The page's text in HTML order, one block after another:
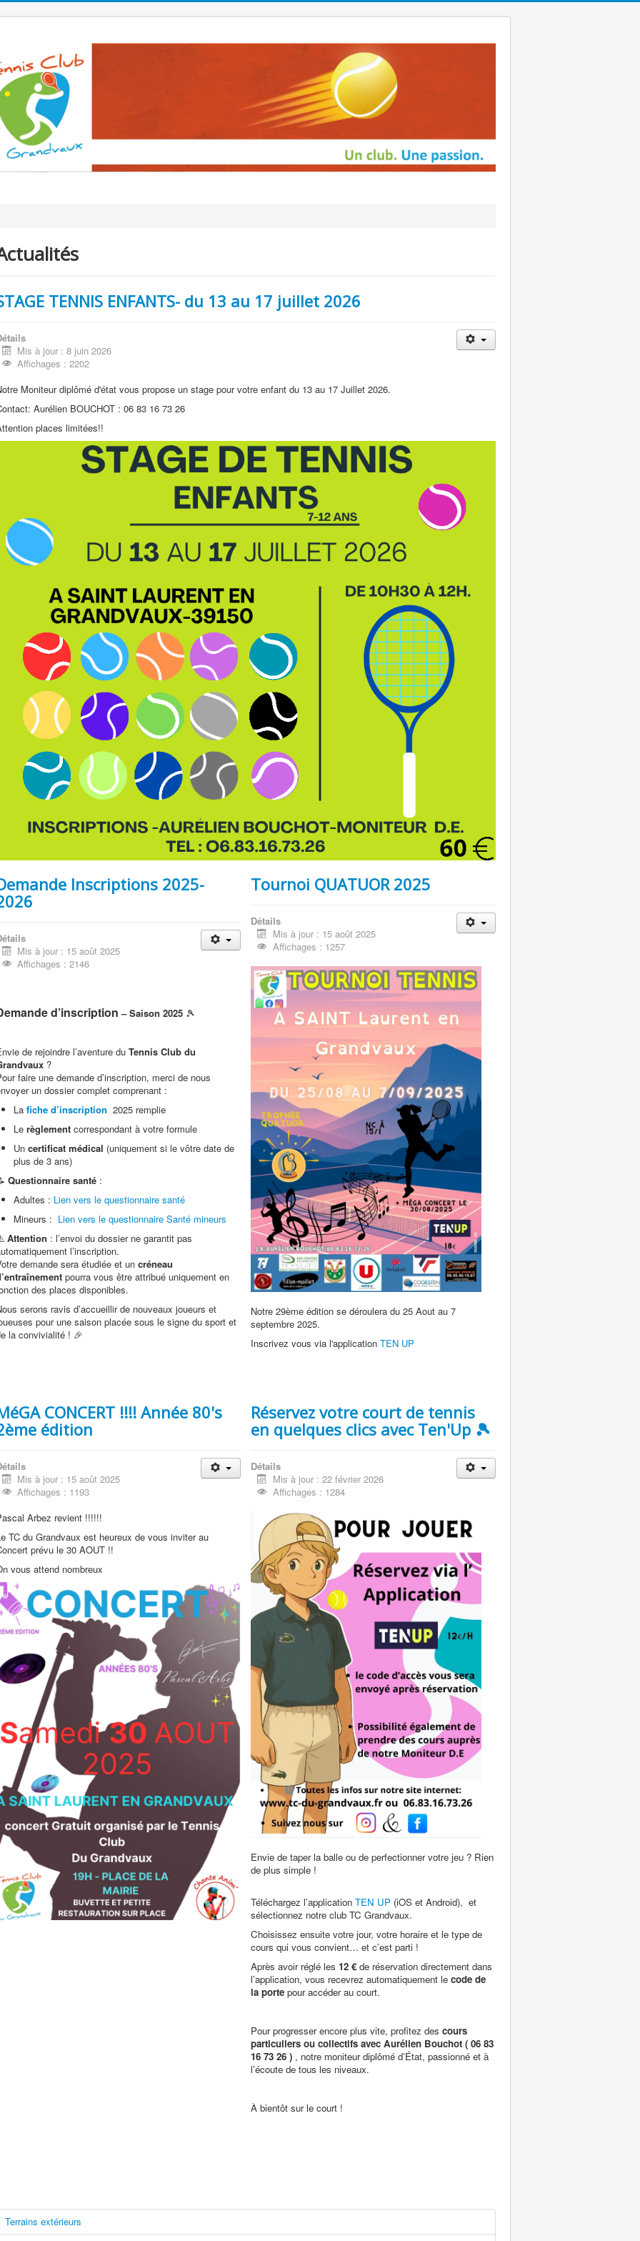
TENNIS ENFANTS- du 13 au 17 juillet 2026
Mis à jour : 8 juin 2026
Affichages : 2202
Moniteur diplômé d'état vous propose un stage pour votre enfant du 13 au 17 Juillet 2026.
Aurélien BOUCHOT : 06 83 16 73 26
places limitées!!
Inscriptions 2025-
Mis à jour : 15 août 2025
Affichages : 2146
d’inscription – Saison 2025 🎾
de rejoindre l’aventure du Tennis Club du
?
faire une demande d’inscription, merci de nous
un dossier complet comprenant :
La fiche d’inscription 2025 remplie
Le règlement correspondant à votre formule
Un certificat médical (uniquement si le vôtre date de
plus de 3 ans)
Questionnaire santé :
Adultes : Lien vers le questionnaire santé
Mineurs : Lien vers le questionnaire Santé mineurs
Attention : l’envoi du dossier ne garantit pas
l’inscription.
demande sera étudiée et un créneau
pourra vous être attribué uniquement en
des places disponibles.
serons ravis d’accueillir de nouveaux joueurs et
pour une saison placée sous le signe du sport et
la convivialité ! 🎉
Tournoi QUATUOR 2025
Détails
Mis à jour : 15 août 2025
Affichages : 1257
Notre 29ème édition se déroulera du 25 Aout au 7
septembre 2025.
Inscrivez vous via l'applicationTEN UP
CONCERT !!!! Année 80's
édition
Mis à jour : 15 août 2025
Affichages : 1193
Arbez revient !!!!!!
TC du Grandvaux est heureux de vous inviter au
prévu le 30 AOUT !!
vous attend nombreux
Réservez votre court de tennis
en quelques clics avec Ten'Up 🎾
Détails
Mis à jour : 22 février 2026
Affichages : 1284
Envie de taper la balle ou de perfectionner votre jeu ? Rien
de plus simple !
Téléchargez l’applicationTEN UP (iOS et Android), et
sélectionnez notre club TC Grandvaux.
Choisissez ensuite votre jour, votre horaire et le type de
cours qui vous convient… et c’est parti !
Après avoir réglé les 12 €de réservation directement dans
l’application, vous recevrez automatiquement lecode de
la porte pour accéder au court.
Pour progresser encore plus vite, profitez descours
particuliers ou collectifs avec Aurélien Bouchot ( 06 83
16 73 26 ) , notre moniteur diplômé d’État, passionné et à
l’écoute de tous les niveaux.
À bientôt sur le court !
Terrains extérieurs